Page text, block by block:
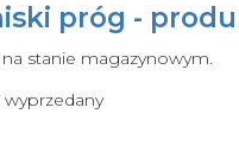
próg -
stanie magazynowym.